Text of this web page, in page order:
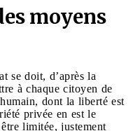
moyens
se doit, d’après la
à chaque citoyen de
dont la liberté est
privée en est le
limitée, justement